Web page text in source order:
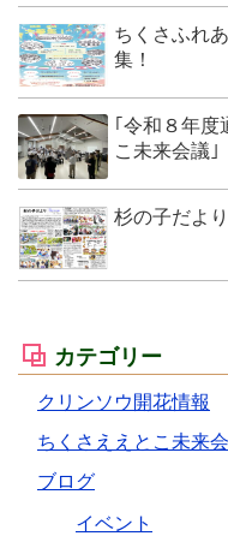
ちくさふれ
集！
｢令和８年度
こ未来会議｣
杉の子だよ
カテゴリー
クリンソウ開花情報
ちくさええとこ未来
ブログ
イベント